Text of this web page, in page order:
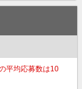
平均応募数は10